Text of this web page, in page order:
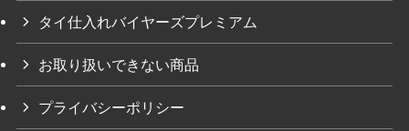
タイ仕入れバイヤーズプレミアム
お取り扱いできない商品
プライバシーポリシー